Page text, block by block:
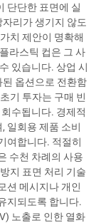
단단한 표면에 실
리가 생기지 않도
치 제안이 명확해
라스틱 컵은 그 사
있습니다. 상업 시
옵션으로 전환함
기 투자는 구매 빈
수됩니다. 경제적
일회용 제품 소비
여합니다. 적절히
수천 차례의 사용
지 표면 처리 기술
션 메시지나 개인
지되도록 합니다.
노출로 인한 열화